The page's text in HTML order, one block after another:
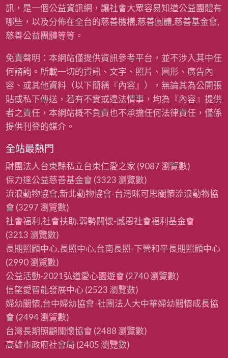
雨
揚
慈
金
會
)
〉
中
訊，是一個公益資訊網，讓社會大眾容易知道公益團體有
哪些，以及分佈在全台的慈善機構,慈善團體,慈善基金會,
慈善公益團體等等。
免責聲明：本網站僅提供資訊參考平台，並不涉入其中任
何諮詢。所載一切的資訊、文字、照片、圖形、廣告內
容、或其他資料（以下簡稱『內容』），無論其為公開張
貼或私下傳送，若有不實或違法情事，均為『內容』提供
者之責任，本網站概不負責也不承擔任何法律責任，僅係
提供刊登的媒介。
全站最熱門
財團法人台東縣私立台東仁愛之家 (9087 瀏覽數)
保力達公益慈善基金會 (3323 瀏覽數)
流浪動物協會,新北動物協會-台灣咪可思關懷流浪動物協
會 (3297 瀏覽數)
社會福利,社會扶助,弱勢關懷-感恩社會福利基金會
(3213 瀏覽數)
長期照顧中心,長照中心,台南長照-下營和平長期照顧中心
(2990 瀏覽數)
公益活動-2021弘道愛心園遊會 (2740 瀏覽數)
信望愛智能發展中心(2523 瀏覽數)
婦幼關懷,台中婦幼協會-社團法人大中華婦幼關懷成長協
會 (2494 瀏覽數)
台灣長期照顧關懷協會 (2488 瀏覽數)
高雄市政府社會局 (2405 瀏覽數)